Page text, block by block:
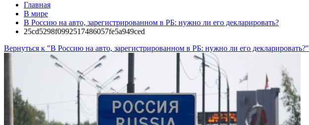
Главная
В мире
В Россию на авто, зарегистрированном в РБ: нужно ли его декларировать?
25cd5298f0992517486057fe5a949ced
Вернуться к "В Россию на авто, зарегистрированном в РБ: нужно ли его декларировать?"